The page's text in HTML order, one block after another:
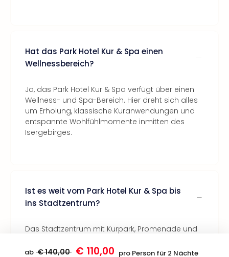
Hat das Park Hotel Kur & Spa einen
Wellnessbereich?
Ja, das Park Hotel Kur & Spa verfügt über einen
Wellness- und Spa-Bereich. Hier dreht sich alles
um Erholung, klassische Kuranwendungen und
entspannte Wohlfühlmomente inmitten des
Isergebirges.
Ist es weit vom Park Hotel Kur & Spa bis
ins Stadtzentrum?
Das Stadtzentrum mit Kurpark, Promenade und
ideal, um alles entspannt zu Fuß zu entdecken.
ab € 140,00 € 110,00 pro Person für 2 Nächte